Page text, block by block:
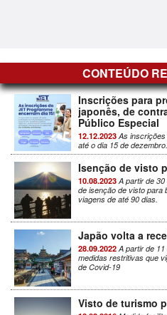
CONTEÚDO
Inscrições para
japonês, de
Público Especial
12.12.2023As inscrições
até o dia 15 de
Isenção de visto
10.08.2023A partir de
de isenção de visto para
viagens de até 90 dias.
Japão volta a
28.09.2022A partir de
medidas restritivas que
de Covid-19
Visto de turismo